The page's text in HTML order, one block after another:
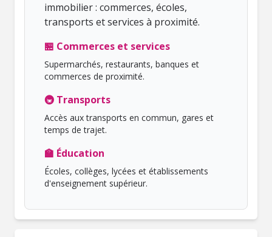
immobilier : commerces, écoles,
transports et services à proximité.
🏪 Commerces et services
Supermarchés, restaurants, banques et
commerces de proximité.
🚇 Transports
Accès aux transports en commun, gares et
temps de trajet.
🏫 Éducation
Écoles, collèges, lycées et établissements
d'enseignement supérieur.